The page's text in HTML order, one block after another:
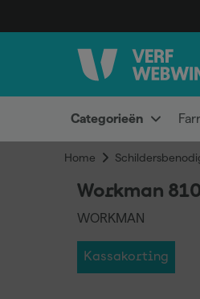
Categorieën
Home
Workman
WORKMAN
Kassakorting